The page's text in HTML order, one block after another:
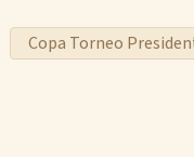
Copa Torneo